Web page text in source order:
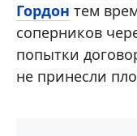
Гордон тем
соперников
попытки
не принесли